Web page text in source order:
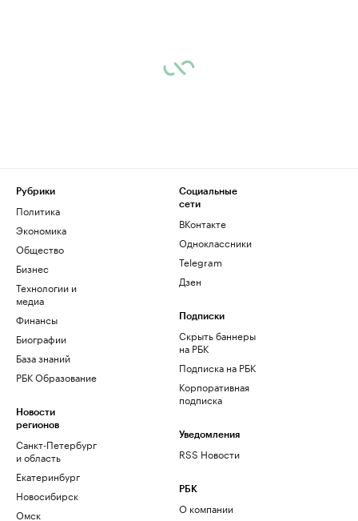
Рубрики
Политика
Экономика
Общество
Бизнес
Технологии и
медиа
Финансы
Биографии
База знаний
РБК Образование
Новости
регионов
Санкт-Петербург
и область
Екатеринбург
Новосибирск
Омск
Социальные
сети
ВКонтакте
Одноклассники
Telegram
Дзен
Подписки
Скрыть баннеры
на РБК
Подписка на РБК
Корпоративная
подписка
Уведомления
RSS Новости
РБК
О компании